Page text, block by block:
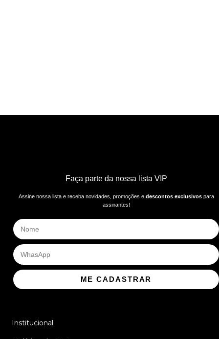
Faça parte da nossa lista VIP
Assine nossa lista e receba novidades, promoções e descontos exclusivospara
assinantes!
ME CADASTRAR
Institucional